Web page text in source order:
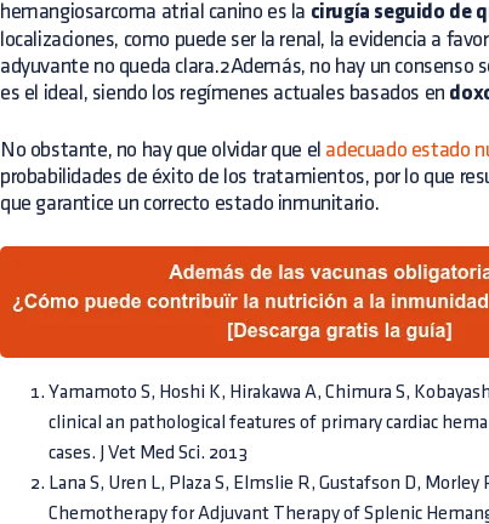
hemangiosarcoma atrial canino es la cirugía seguido de
localizaciones, como puede ser la renal, la evidencia a
adyuvante no queda clara.2Además, no hay un consenso
es el ideal, siendo los regímenes actuales basados en
No obstante, no hay que olvidar que el adecuado estado
probabilidades de éxito de los tratamientos, por lo que
que garantice un correcto estado inmunitario.
Yamamoto S, Hoshi K, Hirakawa A, Chimura S,
clinical an pathological features of primary cardiac
cases. J Vet Med Sci. 2013
Lana S, Uren L, Plaza S, Elmslie R, Gustafson D,
Chemotherapy for Adjuvant Therapy of Splenic